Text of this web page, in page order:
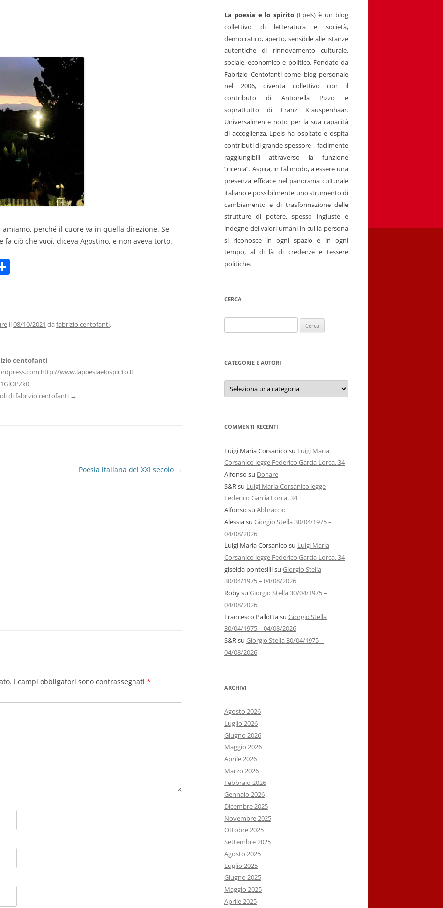
KIKA BOHR
MARINO MAGLIANI
MATTEO TELARA
STEFANIE GOLISCH
perché il cuore va in quella direzione. Se
fa ciò che vuoi, diceva Agostino, e non aveva torto.
vi
il08/10/2021 da fabrizio centofanti.
centofanti
http://www.lapoesiaelospirito.it
di fabrizio centofanti →
Poesia italiana del XXI secolo →
I campi obbligatori sono contrassegnati *
La poesia e lo spirito(Lpels) è un blog
collettivo di letteratura e società,
democratico, aperto, sensibile alle istanze
autentiche di rinnovamento culturale,
sociale, economico e politico. Fondato da
Fabrizio Centofanti come blog personale
nel 2006, diventa collettivo con il
contributo di Antonella Pizzo e
soprattutto di Franz Krauspenhaar.
Universalmente noto per la sua capacità
di accoglienza, Lpels ha ospitato e ospita
contributi di grande spessore – facilmente
raggiungibili attraverso la funzione
“ricerca”. Aspira, in tal modo, a essere una
presenza efficace nel panorama culturale
italiano e possibilmente uno strumento di
cambiamento e di trasformazione delle
strutture di potere, spesso ingiuste e
indegne dei valori umani in cui la persona
si riconosce in ogni spazio e in ogni
tempo, al di là di credenze e tessere
politiche.
CERCA
per:
CATEGORIE E AUTORI
Categorie
autori
COMMENTI RECENTI
Luigi Maria Corsanico su Luigi Maria
Corsanico legge Federico Garcìa Lorca. 34
Alfonso su Donare
S&Rsu Luigi Maria Corsanico legge
Federico Garcìa Lorca. 34
Alfonso su Abbraccio
Alessiasu Giorgio Stella 30/04/1975 –
04/08/2026
Luigi Maria Corsanico su Luigi Maria
Corsanico legge Federico Garcìa Lorca. 34
giselda pontesillisu Giorgio Stella
30/04/1975 – 04/08/2026
Robysu Giorgio Stella 30/04/1975 –
04/08/2026
Francesco Pallottasu Giorgio Stella
30/04/1975 – 04/08/2026
S&Rsu Giorgio Stella 30/04/1975 –
04/08/2026
ARCHIVI
Agosto 2026
Luglio 2026
Giugno 2026
Maggio 2026
Aprile 2026
Marzo 2026
Febbraio 2026
Gennaio 2026
Dicembre 2025
Novembre 2025
Ottobre 2025
Settembre 2025
Agosto 2025
Luglio 2025
Giugno 2025
Maggio 2025
Aprile 2025